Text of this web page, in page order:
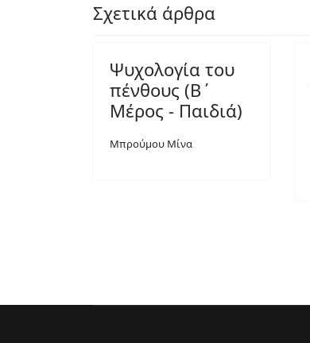
Σχετικά άρθρα
Ψυχολογία του
πένθους (Β΄
Μέρος - Παιδιά)
Μπρούμου Μίνα